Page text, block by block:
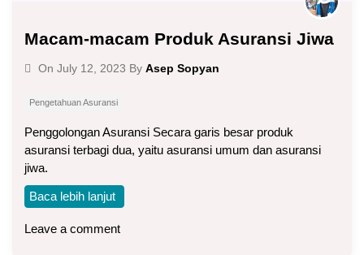
Macam-macam Produk Asuransi Jiwa
On July 12, 2023 By Asep Sopyan
Pengetahuan Asuransi
Penggolongan Asuransi Secara garis besar produk
asuransi terbagi dua, yaitu asuransi umum dan asuransi
jiwa.
Baca lebih lanjut
Leave a comment